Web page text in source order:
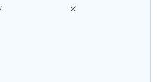
×